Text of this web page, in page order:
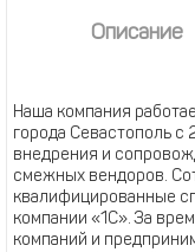
Описание
Наша компания
города Севастополь с
внедрения и
смежных вендоров.
квалифицированные
компании «1С». За
компаний и